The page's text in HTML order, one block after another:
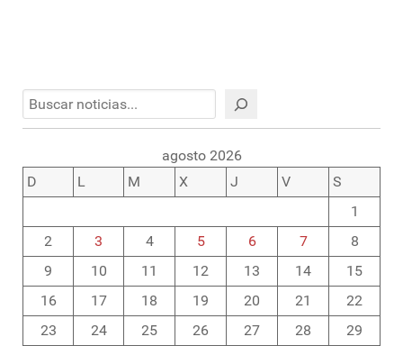
Buscar
agosto 2026
D
L M X J V
S
1
2
3 4 5 6 7
8
9
10 11 12 13 14
15
16
17 18 19 20 21
22
23
24 25 26 27 28
29